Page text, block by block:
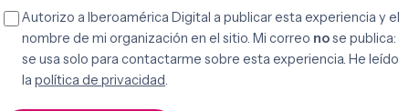
Autorizo a Iberoamérica Digital a publicar esta experiencia y el
nombre de mi organización en el sitio. Mi correo nose publica:
se usa solo para contactarme sobre esta experiencia. He leído
la política de privacidad.